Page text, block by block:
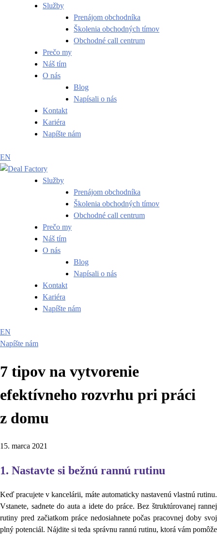
Služby
Prenájom obchodníka
Školenia obchodných tímov
Obchodné call centrum
Prečo my
Náš tím
O nás
Blog
Napísali o nás
Kontakt
Kariéra
Napíšte nám
EN
Služby
Prenájom obchodníka
Školenia obchodných tímov
Obchodné call centrum
Prečo my
Náš tím
O nás
Blog
Napísali o nás
Kontakt
Kariéra
Napíšte nám
EN
Napíšte nám
7 tipov na vytvorenie
efektívneho rozvrhu pri práci
z domu
15. marca 2021
1. Nastavte si bežnú rannú rutinu
Keď pracujete v kancelárii, máte automaticky nastavenú vlastnú rutinu.
Vstanete, sadnete do auta a idete do práce. Bez štruktúrovanej rannej
rutiny pred začiatkom práce nedosiahnete počas pracovnej doby svoj
plný potenciál. Nájdite si teda správnu rannú rutinu, ktorá vám pomôže